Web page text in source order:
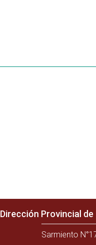
Dirección Provincial
Sarmiento